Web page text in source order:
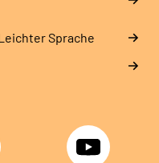
Sprache
YouTube